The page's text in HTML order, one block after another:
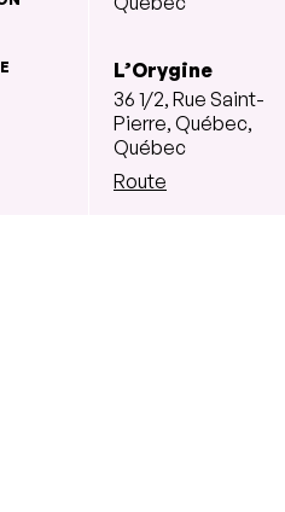
L’Orygine
36 1/2, Rue Saint-
Pierre, Québec,
Québec
Route